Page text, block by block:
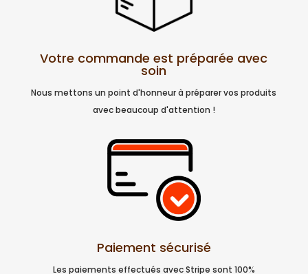
Votre commande est préparée avec
soin
Nous mettons un point d'honneur à préparer vos produits
avec beaucoup d'attention !
Paiement sécurisé
Les paiements effectués avec Stripe sont 100%